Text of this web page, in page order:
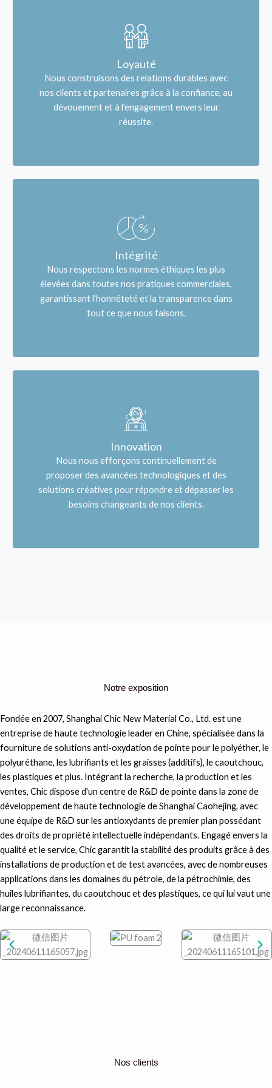
Loyauté
Nous construisons des relations durables avec
nos clients et partenaires grâce à la confiance, au
dévouement et à l’engagement envers leur
réussite.
Intégrité
Nous respectons les normes éthiques les plus
élevées dans toutes nos pratiques commerciales,
garantissant l'honnêteté et la transparence dans
tout ce que nous faisons.
Innovation
Nous nous efforçons continuellement de
proposer des avancées technologiques et des
solutions créatives pour répondre et dépasser les
besoins changeants de nos clients.
Notre exposition
Fondée en 2007, Shanghai Chic New Material Co., Ltd. est une
entreprise de haute technologie leader en Chine, spécialisée dans la
fourniture de solutions anti-oxydation de pointe pour le polyéther, le
polyuréthane, les lubrifiants et les graisses (additifs), le caoutchouc,
les plastiques et plus. Intégrant la recherche, la production et les
ventes, Chic dispose d'un centre de R&D de pointe dans la zone de
développement de haute technologie de Shanghai Caohejing, avec
une équipe de R&D sur les antioxydants de premier plan possédant
des droits de propriété intellectuelle indépendants. Engagé envers la
qualité et le service, Chic garantit la stabilité des produits grâce à des
installations de production et de test avancées, avec de nombreuses
applications dans les domaines du pétrole, de la pétrochimie, des
huiles lubrifiantes, du caoutchouc et des plastiques, ce qui lui vaut une
large reconnaissance.
Nos clients